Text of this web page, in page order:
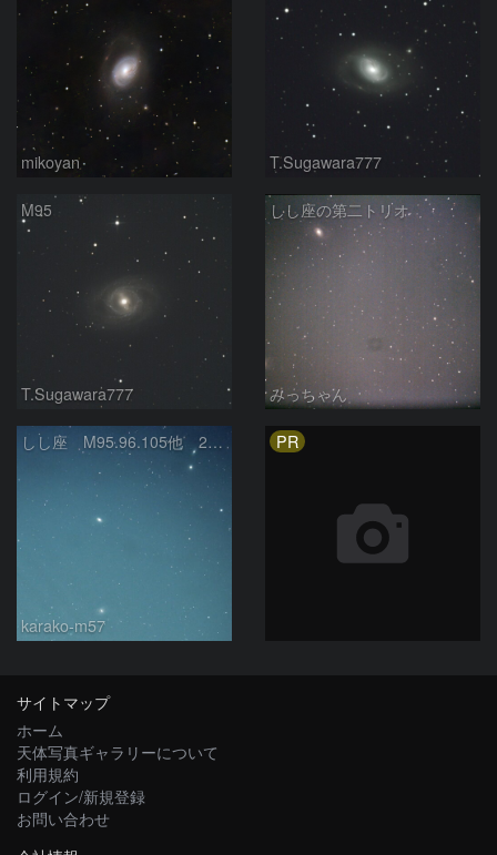
mikoyan T.Sugawara777
M95
T.Sugawara777
しし座の第二トリオ
みっちゃん
しし座 M95.96.105他 2025/5/27
karako-m57
PR
サイトマップ
ホーム
天体写真ギャラリーについて
利用規約
ログイン/新規登録
お問い合わせ